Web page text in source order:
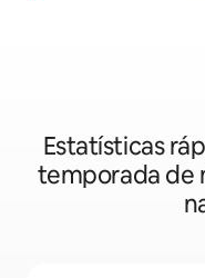
Estatísticas
temporada de